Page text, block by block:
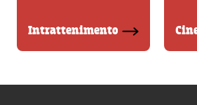
Intrattenimento